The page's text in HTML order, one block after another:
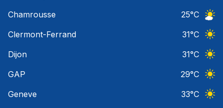
Chamrousse
25°C
Clermont-Ferrand
31°C
Dijon
31°C
GAP
29°C
Geneve
33°C